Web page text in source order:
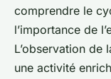
comprendre le
l’importance de
L’observation de
une activité